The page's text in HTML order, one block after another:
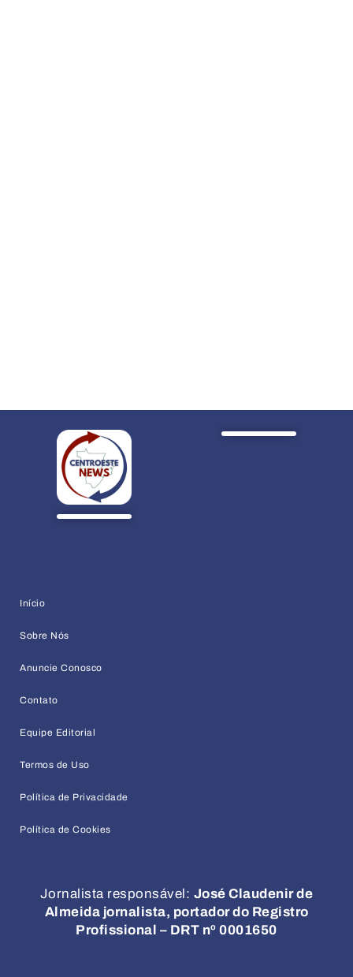
Início
Sobre Nós
Anuncie Conosco
Contato
Equipe Editorial
Termos de Uso
Política de Privacidade
Política de Cookies
Jornalista responsável: José Claudenir de
Almeida jornalista, portador do Registro
Profissional – DRT nº 0001650